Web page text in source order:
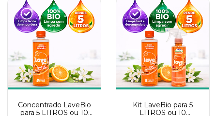
Concentrado LaveBio
para 5 LITROS ou 10
Kit LaveBio para 5
LITROS ou 10